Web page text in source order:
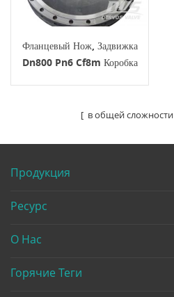
Фланцевый Нож, Задвижка
Dn800 Pn6 Cf8m Коробка
[ в общей сложности
Продукция
Ресурс
О Нас
Горячие Теги